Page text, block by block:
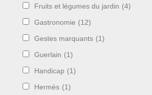
Fruits et légumes du jardin (4)
Gastronomie (12)
Gestes marquants (1)
Guerlain (1)
Handicap (1)
Hermès (1)